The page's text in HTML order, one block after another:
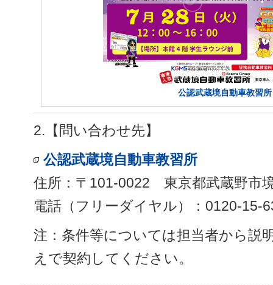
公認武蔵境自動車教習所
2.【問い合わせ先】
公認武蔵境自動車教習所
住所：〒101-0022 東京都武蔵野市
電話（フリーダイヤル）：0120-15-
注：条件等については担当者から説
えで契約してください。